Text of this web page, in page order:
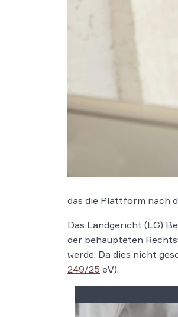
das die Plattform nach
Das Landgericht (LG)
der behaupteten
werde. Da dies nicht
249/25 eV).